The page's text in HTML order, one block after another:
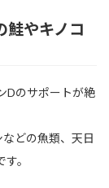
鮭やキノコ
Dのサポートが絶
どの魚類、天日
。